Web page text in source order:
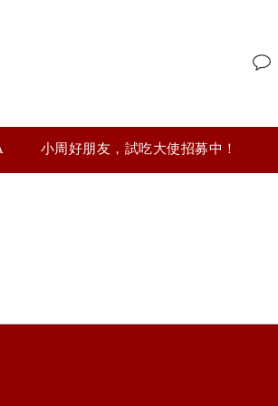
小周好朋友，試吃大使招募中！